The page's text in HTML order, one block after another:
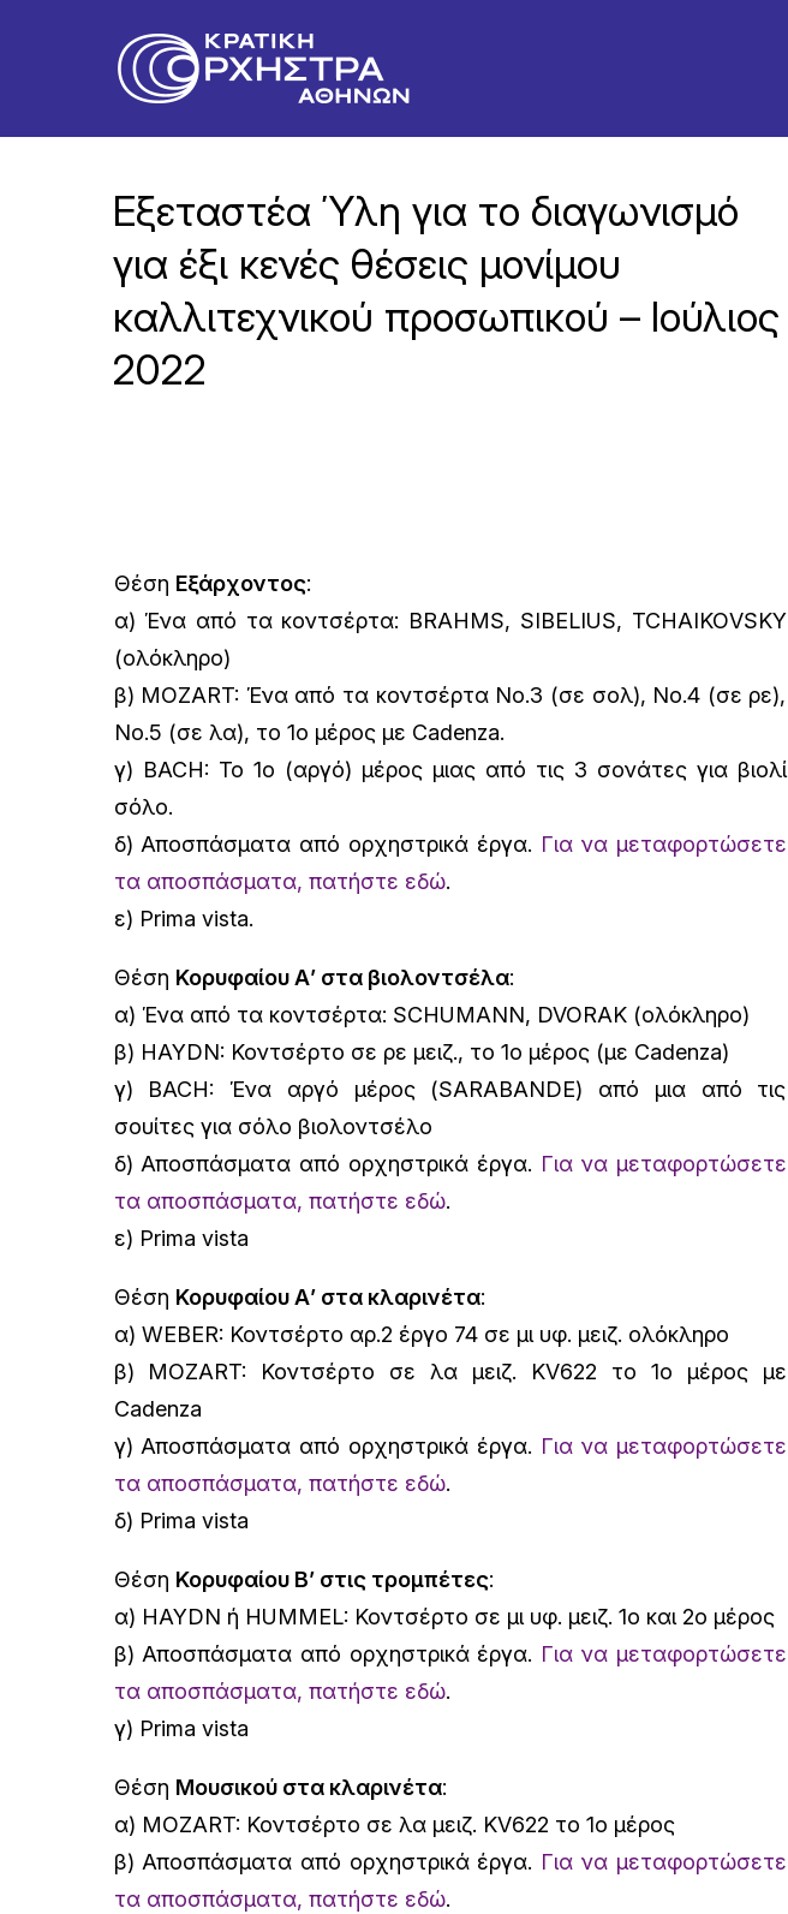
Εξεταστέα Ύλη για το διαγωνισμό
για έξι κενές θέσεις μονίμου
καλλιτεχνικού προσωπικού – Ιούλιος
2022
Θέση Εξάρχοντος:
α) Ένα από τα κοντσέρτα: BRAHMS, SIBELIUS, TCHAI­ΚΟVSKY
(ολόκληρο)
β) MOZART: Ένα από τα κοντσέρτα Νο.3 (σε σολ), Νο.4 (σε ρε),
Νο.5 (σε λα), το 1ο μέρος με Cadenza.
γ) BACH: Το 1ο (αργό) μέρος μιας από τις 3 σονάτες για βιολί
σόλο.
δ) Αποσπάσματα από ορχηστρικά έργα. Για να μεταφορτώσετε
τα αποσπάσματα, πατήστε εδώ.
ε) Prima vista.
Θέση Κορυφαίου Α’ στα βιολοντσέλα:
α) Ένα από τα κοντσέρτα: SCHUMANN, DVORAK (ολόκληρο)
β) HAYDN: Κοντσέρτο σε ρε μειζ., το 1ο μέρος (με Cadenza)
γ) BACH: Ένα αργό μέρος (SARABANDE) από μια από τις
σουίτες για σόλο βιολοντσέλο
δ) Αποσπάσματα από ορχηστρικά έργα. Για να μεταφορτώσετε
τα αποσπάσματα, πατήστε εδώ.
ε) Prima vista
Θέση Κορυφαίου Α’ στα κλαρινέτα:
α) WEBER: Κοντσέρτο αρ.2 έργο 74 σε μι υφ. μειζ. ολόκληρο
β) MOZART: Κοντσέρτο σε λα μειζ. KV622 το 1ο μέρος με
Cadenza
γ) Αποσπάσματα από ορχηστρικά έργα. Για να μεταφορτώσετε
τα αποσπάσματα, πατήστε εδώ.
δ) Prima vista
Θέση Κορυφαίου Β’ στις τρομπέτες:
α) HAYDN ή HUMMEL: Κοντσέρτο σε μι υφ. μειζ. 1ο και 2ο μέρος
β) Αποσπάσματα από ορχηστρικά έργα. Για να μεταφορτώσετε
τα αποσπάσματα, πατήστε εδώ.
γ) Prima vista
Θέση Μουσικού στα κλαρινέτα:
α) MOZART: Κοντσέρτο σε λα μειζ. KV622 το 1ο μέρος
β) Αποσπάσματα από ορχηστρικά έργα. Για να μεταφορτώσετε
τα αποσπάσματα, πατήστε εδώ.